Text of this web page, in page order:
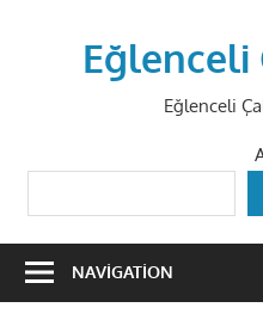
Eğlenceli
Eğlenceli
NAVIGATION